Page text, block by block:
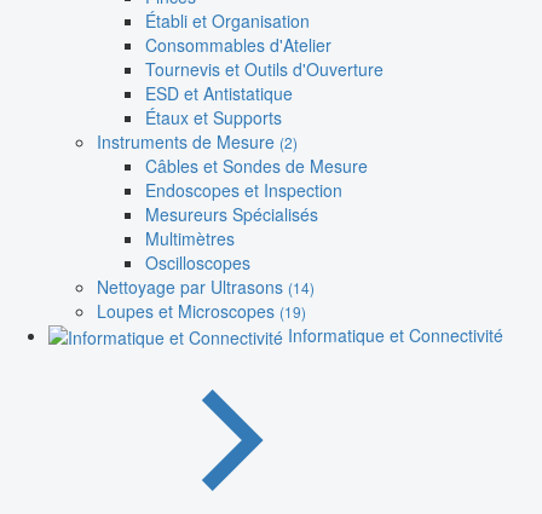
Établi et Organisation
Consommables d'Atelier
Tournevis et Outils d'Ouverture
ESD et Antistatique
Étaux et Supports
Instruments de Mesure (2)
Câbles et Sondes de Mesure
Endoscopes et Inspection
Mesureurs Spécialisés
Multimètres
Oscilloscopes
Nettoyage par Ultrasons (14)
Loupes et Microscopes (19)
Informatique et Connectivité